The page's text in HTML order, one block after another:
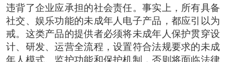
违背了企业应承担的社会责任。事实上，所有具备
社交、娱乐功能的未成年人电子产品，都应引以为
戒。这类产品的提供者必须将未成年人保护贯穿设
计、研发、运营全流程，设置符合法规要求的未成
年人模式、监护功能和保护机制，否则将面临法律